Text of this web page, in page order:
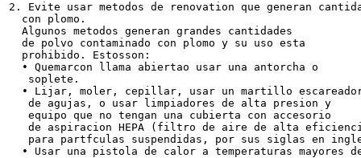
2. Evite usar metodos de renovation que generan
  con plomo.
  Algunos metodos generan grandes cantidades
  de polvo contaminado con plomo y su uso esta
  prohibido. Estosson:
  • Quemarcon llama abiertao usar una antorcha o
   soplete.
• Lijar, moler, cepillar, usar un martillo
   de agujas, o usar limpiadores de alta presion y
   equipo que no tengan una cubierta con accesorio
de aspiracion HEPA (filtro de aire de alta
para partfculas suspendidas, por sus siglas en
• Usar una pistola de calor a temperaturas mayores